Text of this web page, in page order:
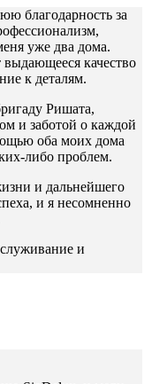
благодарность за
уже два дома.
выдающееся качество
к деталям.
Ришата,
и заботой о каждой
оба моих дома
либо проблем.
и дальнейшего
и я несомненно
и